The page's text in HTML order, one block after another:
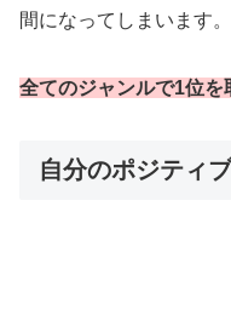
間になってしまいます。
全てのジャンルで1位を
自分のポジティ